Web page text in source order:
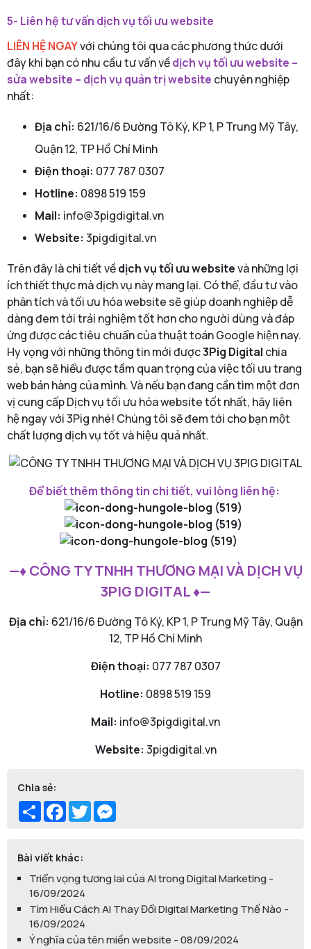
5- Liên hệ tư vấn dịch vụ tối ưu website
LIÊN HỆ NGAYvới chúng tôi qua các phương thức dưới
đây khi bạn có nhu cầu tư vấn vềdịch vụ tối ưu website –
sửa website – dịch vụ quản trị website chuyên nghiệp
nhất:
Địa chỉ: 621/16/6 Đường Tô Ký, KP 1, P Trung Mỹ Tây,
Quận 12, TP Hồ Chí Minh
Điện thoại: 077 787 0307
Hotline: 0898 519 159
Mail: info@3pigdigital.vn
Website: 3pigdigital.vn
Trên đây là chi tiết vềdịch vụ tối ưu websitevà những lợi
ích thiết thực mà dịch vụ này mang lại. Có thể, đầu tư vào
phân tích và tối ưu hóa website sẽ giúp doanh nghiệp dễ
dàng đem tới trải nghiệm tốt hơn cho người dùng và đáp
ứng được các tiêu chuẩn của thuật toán Google hiện nay.
Hy vọng với những thông tin mới được3Pig Digital chia
sẻ, bạn sẽ hiểu được tầm quan trọng của việc tối ưu trang
web bán hàng của mình. Và nếu bạn đang cần tìm một đơn
vị cung cấp Dịch vụ tối ưu hóa website tốt nhất, hãy liên
hệ ngay với 3Pig nhé! Chúng tôi sẽ đem tới cho bạn một
chất lượng dịch vụ tốt và hiệu quả nhất.
Để biết thêm thông tin chi tiết, vui lòng liên hệ:
—♦ CÔNG TY TNHH THƯƠNG MẠI VÀ DỊCH VỤ
3PIG DIGITAL ♦—
Địa chỉ: 621/16/6 Đường Tô Ký, KP 1, P Trung Mỹ Tây, Quận
12, TP Hồ Chí Minh
Điện thoại: 077 787 0307
Hotline: 0898 519 159
Mail: info@3pigdigital.vn
Website: 3pigdigital.vn
Chia sẻ:
Share Facebook
Twitter
Bài viết khác:
Triển vọng tương lai của AI trong Digital Marketing -
16/09/2024
Tìm Hiểu Cách AI Thay Đổi Digital Marketing Thế Nào -
16/09/2024
Ý nghĩa của tên miền website - 08/09/2024